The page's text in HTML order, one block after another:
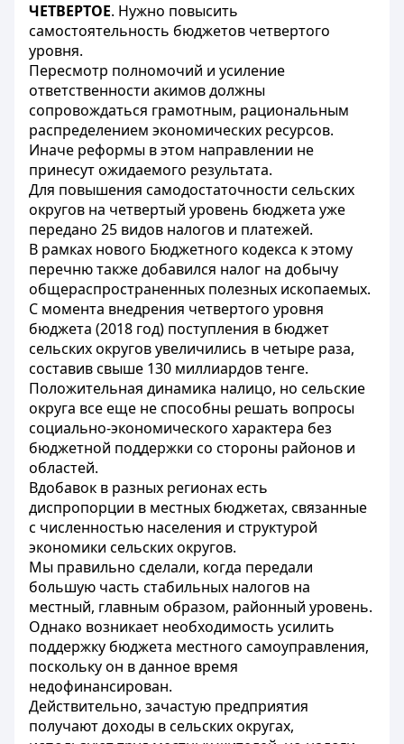
ЧЕТВЕРТОЕ. Нужно повысить
самостоятельность бюджетов четвертого
уровня.
Пересмотр полномочий и усиление
ответственности акимов должны
сопровождаться грамотным, рациональным
распределением экономических ресурсов.
Иначе реформы в этом направлении не
принесут ожидаемого результата.
Для повышения самодостаточности сельских
округов на четвертый уровень бюджета уже
передано 25 видов налогов и платежей.
В рамках нового Бюджетного кодекса к этому
перечню также добавился налог на добычу
общераспространенных полезных ископаемых.
С момента внедрения четвертого уровня
бюджета (2018 год) поступления в бюджет
сельских округов увеличились в четыре раза,
составив свыше 130 миллиардов тенге.
Положительная динамика налицо, но сельские
округа все еще не способны решать вопросы
социально-экономического характера без
бюджетной поддержки со стороны районов и
областей.
Вдобавок в разных регионах есть
диспропорции в местных бюджетах, связанные
с численностью населения и структурой
экономики сельских округов.
Мы правильно сделали, когда передали
большую часть стабильных налогов на
местный, главным образом, районный уровень.
Однако возникает необходимость усилить
поддержку бюджета местного самоуправления,
поскольку он в данное время
недофинансирован.
Действительно, зачастую предприятия
получают доходы в сельских округах,